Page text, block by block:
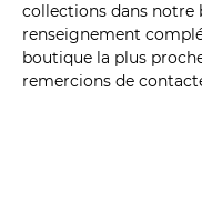
collections dans notre
renseignement
boutique la plus
remercions de